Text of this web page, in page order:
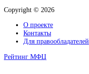
Copyright © 2026
О проекте
Контакты
Для правообладателей
Рейтинг МФЦ